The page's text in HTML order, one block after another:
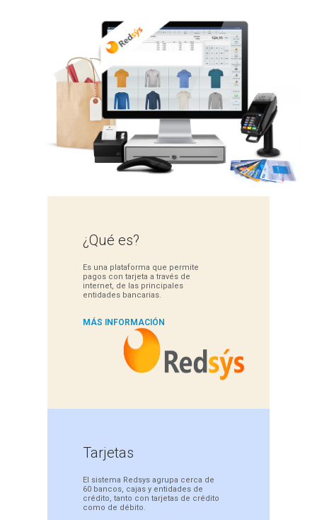
¿Qué es?
Es una plataforma que permite
pagos con tarjeta a través de
internet, de las principales
entidades bancarias.
MÁS INFORMACIÓN
Tarjetas
El sistema Redsys agrupa cerca de
60 bancos, cajas y entidades de
crédito, tanto con tarjetas de crédito
como de débito.